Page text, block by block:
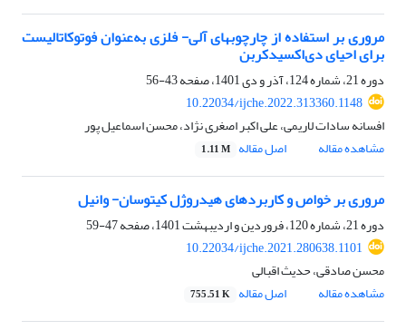
مروری بر استفاده از چارچوب‏های آلی- فلزی به‌عنوان فوتوکاتالیست
برای احیای دی‌اکسیدکربن
دوره 21، شماره 124، آذر و دی 1401، صفحه
43-56
10.22034/ijche.2022.313360.1148
افسانه سادات لاریمی، علی اکبر اصغری نژاد، محسن اسماعیل پور
مشاهده مقاله
اصل مقاله 1.11 M
مروری بر خواص و کاربردهای هیدروژل کیتوسان- وانیل
دوره 21، شماره 120، فروردین و اردیبهشت 1401، صفحه
47-59
10.22034/ijche.2021.280638.1101
محسن صادقی، حدیث اقبالی
مشاهده مقاله
اصل مقاله 755.51 K